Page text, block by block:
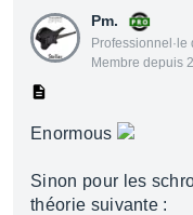
Pm.
Professionnel·le
Membre depuis
Enormous
Sinon pour les
théorie suivante :